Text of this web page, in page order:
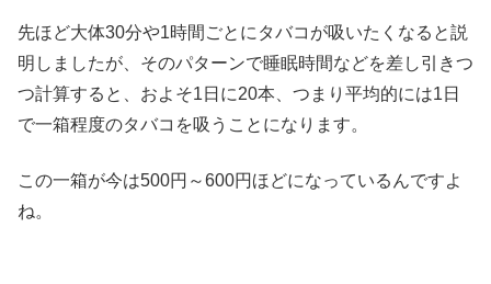
先ほど大体30分や1時間ごとにタバコが吸いたくなると説
明しましたが、そのパターンで睡眠時間などを差し引きつ
つ計算すると、およそ1日に20本、つまり平均的には1日
で一箱程度のタバコを吸うことになります。
この一箱が今は500円～600円ほどになっているんですよ
ね。